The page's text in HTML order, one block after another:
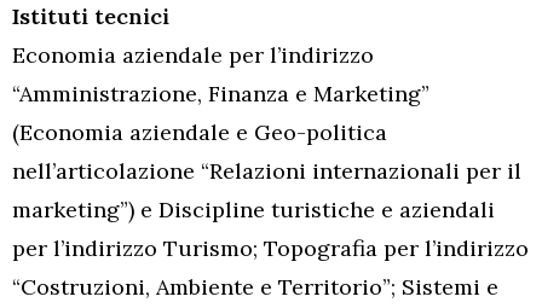
Istituti tecnici
Economia aziendale per l’indirizzo
“Amministrazione, Finanza e Marketing”
(Economia aziendale e Geo-politica
nell’articolazione “Relazioni internazionali per il
marketing”) e Discipline turistiche e aziendali
per l’indirizzo Turismo; Topografia per l’indirizzo
“Costruzioni, Ambiente e Territorio”; Sistemi e